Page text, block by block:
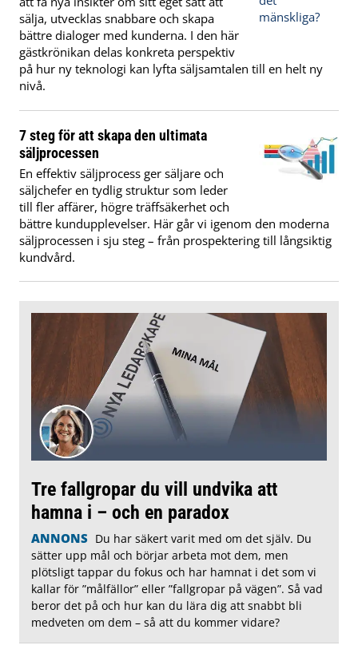
sälja, utvecklas snabbare och skapa
bättre dialoger med kunderna. I den här
gästkrönikan delas konkreta perspektiv
på hur ny teknologi kan lyfta säljsamtalen till en helt ny
nivå.
7 steg för att skapa den ultimata
säljprocessen
En effektiv säljprocess ger säljare och
säljchefer en tydlig struktur som leder
till fler affärer, högre träffsäkerhet och
bättre kundupplevelser. Här går vi igenom den moderna
säljprocessen i sju steg – från prospektering till långsiktig
kundvård.
Tre fallgropar du vill undvika att
hamna i – och en paradox
ANNONS Du har säkert varit med om det själv. Du
sätter upp mål och börjar arbeta mot dem, men
plötsligt tappar du fokus och har hamnat i det som vi
kallar för ”målfällor” eller ”fallgropar på vägen”. Så vad
beror det på och hur kan du lära dig att snabbt bli
medveten om dem – så att du kommer vidare?